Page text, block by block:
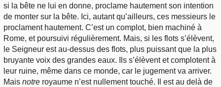
si la bête ne lui en donne, proclame hautement son intention
de monter sur la bête. Ici, autant qu’ailleurs, ces messieurs le
proclament hautement. C’est un complot, bien machiné à
Rome, et poursuivi régulièrement. Mais, si les flots s’élèvent,
le Seigneur est au-dessus des flots, plus puissant que la plus
bruyante voix des grandes eaux. Ils s’élèvent et complotent à
leur ruine, même dans ce monde, car le jugement va arriver.
Mais notre royaume n’est nullement touché. Il est au delà de